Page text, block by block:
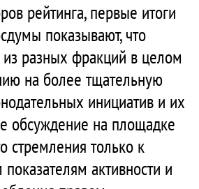
рейтинга, первые итоги
показывают, что
разных фракций в целом
на более тщательную
инициатив и их
обсуждение на площадке
стремления только к
активности и